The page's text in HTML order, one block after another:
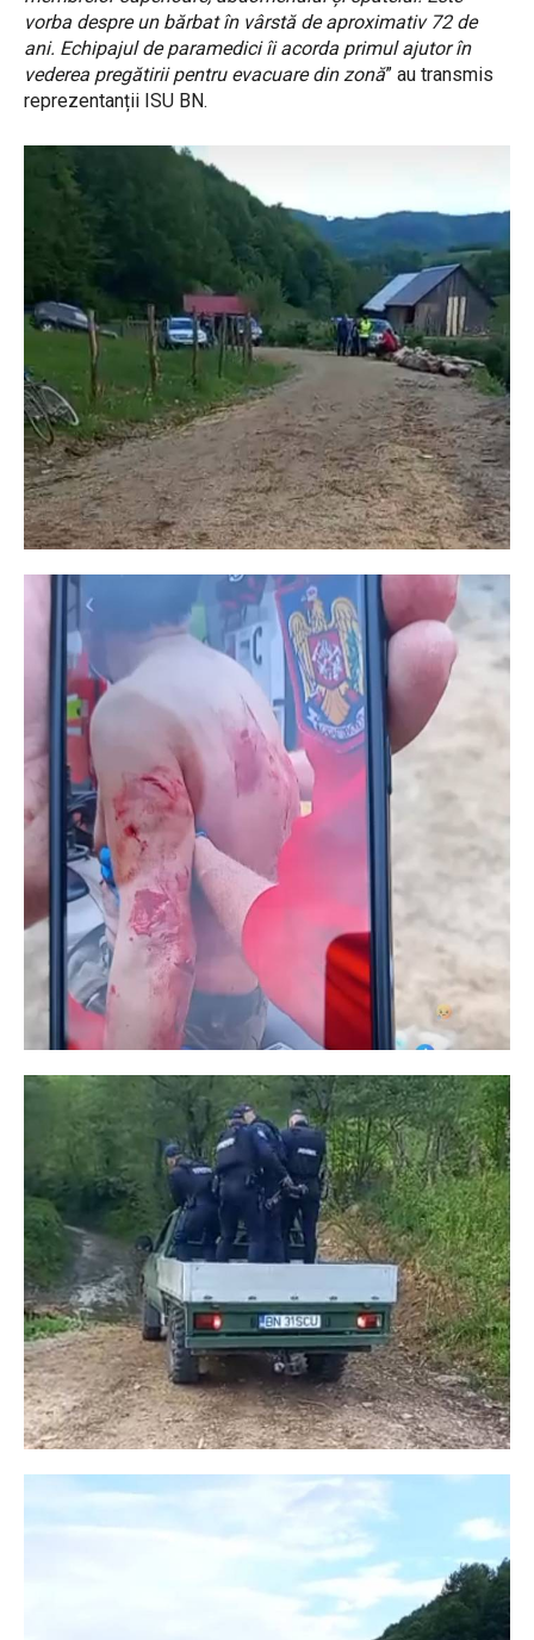
vorba despre un bărbat în vârstă de aproximativ 72 de
ani. Echipajul de paramedici îi acorda primul ajutor în
vederea pregătirii pentru evacuare din zonă” au transmis
reprezentanții ISU BN.